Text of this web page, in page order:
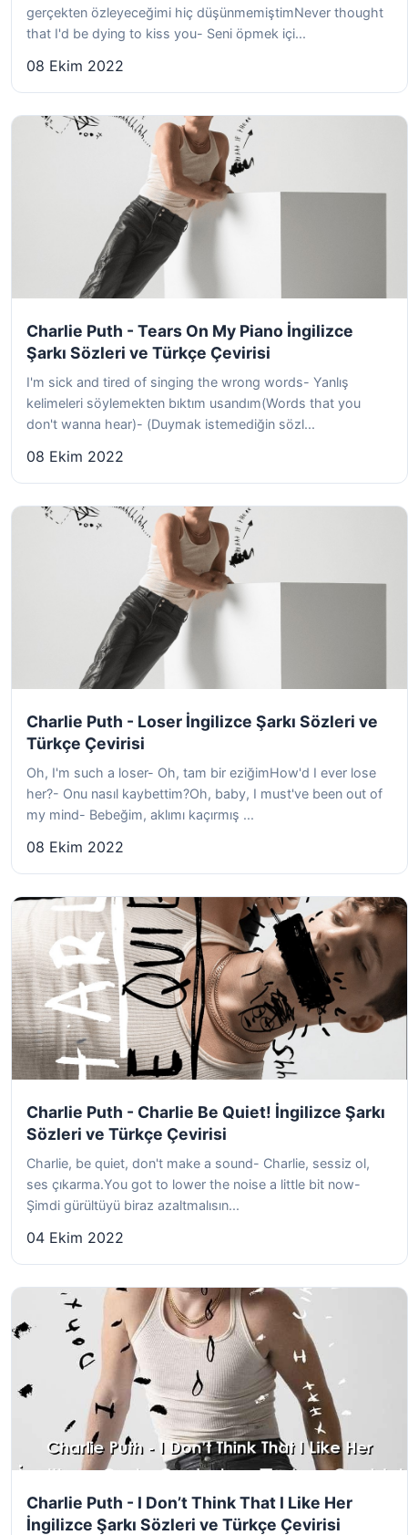
gerçekten özleyeceğimi hiç düşünmemiştimNever thought
that I'd be dying to kiss you- Seni öpmek içi...
08 Ekim 2022
Charlie Puth - Tears On My Piano İngilizce
Şarkı Sözleri ve Türkçe Çevirisi
I'm sick and tired of singing the wrong words- Yanlış
kelimeleri söylemekten bıktım usandım(Words that you
don't wanna hear)- (Duymak istemediğin sözl...
08 Ekim 2022
Charlie Puth - Loser İngilizce Şarkı Sözleri ve
Türkçe Çevirisi
Oh, I'm such a loser- Oh, tam bir eziğimHow'd I ever lose
her?- Onu nasıl kaybettim?Oh, baby, I must've been out of
my mind- Bebeğim, aklımı kaçırmış ...
08 Ekim 2022
Charlie Puth - Charlie Be Quiet! İngilizce Şarkı
Sözleri ve Türkçe Çevirisi
Charlie, be quiet, don't make a sound- Charlie, sessiz ol,
ses çıkarma.You got to lower the noise a little bit now-
Şimdi gürültüyü biraz azaltmalısın...
04 Ekim 2022
Charlie Puth - I Don’t Think That I Like Her
İngilizce Şarkı Sözleri ve Türkçe Çevirisi